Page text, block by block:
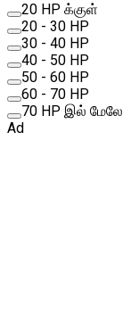
20 HP க்குள்
20 - 30 HP
30 - 40 HP
40 - 50 HP
50 - 60 HP
60 - 70 HP
70 HP இல் மேலே
Ad